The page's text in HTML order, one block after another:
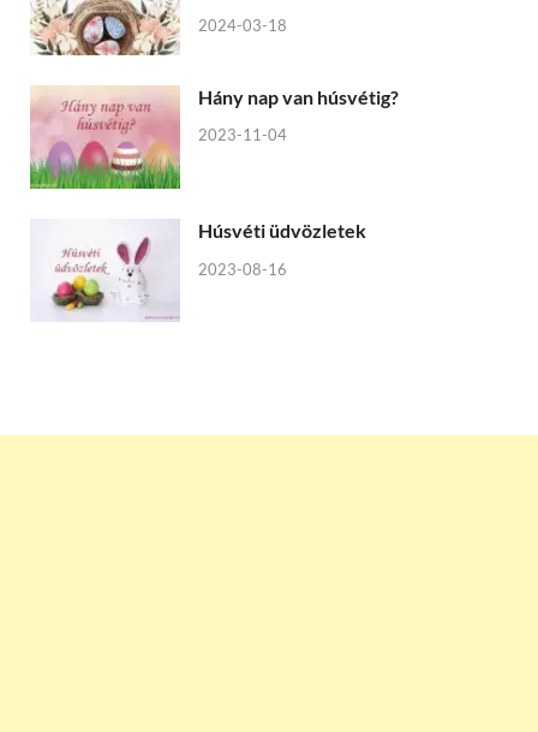
2024-03-18
Hány nap van húsvétig?
2023-11-04
Húsvéti üdvözletek
2023-08-16